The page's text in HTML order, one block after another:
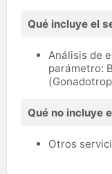
Qué incluye el
Análisis de
parámetro:
Qué no incluye
Otros